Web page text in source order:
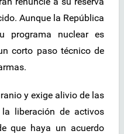
Aunque la República
programa nuclear es
corto paso técnico de
y exige alivio de las
liberación de activos
que haya un acuerdo